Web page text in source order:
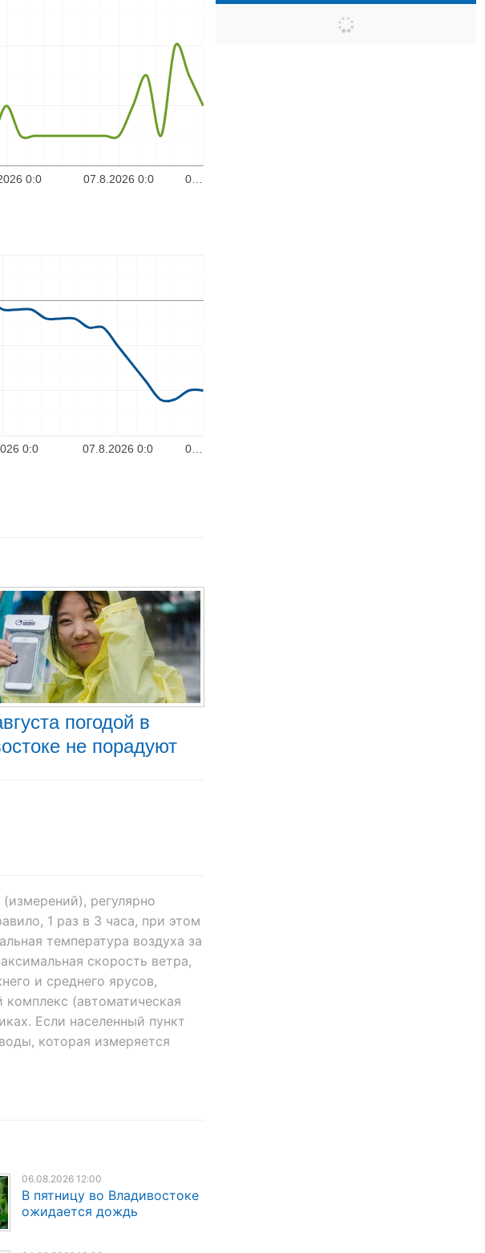
0:0 07.8.2026 0:0 0…
0:0 07.8.2026 0:0 0…
погодой в
не порадуют
регулярно
1 раз в 3 часа, при этом
температура воздуха за
скорость ветра,
и среднего ярусов,
(автоматическая
Если населенный пункт
которая измеряется
06.08.2026 12:00
В пятницу во Владивостоке
ожидается дождь